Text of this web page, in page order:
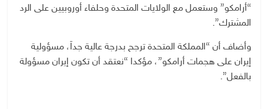
“أرامكو” وستعمل مع الولايات المتحدة وحلفاء أوروبيين على الرد
المشترك”.
وأضاف أن “المملكة المتحدة ترجح بدرجة عالية جداَ، مسؤولية
إيران على هجمات أرامكو”، مؤكدا “نعتقد أن تكون إيران مسؤولة
بالفعل”.